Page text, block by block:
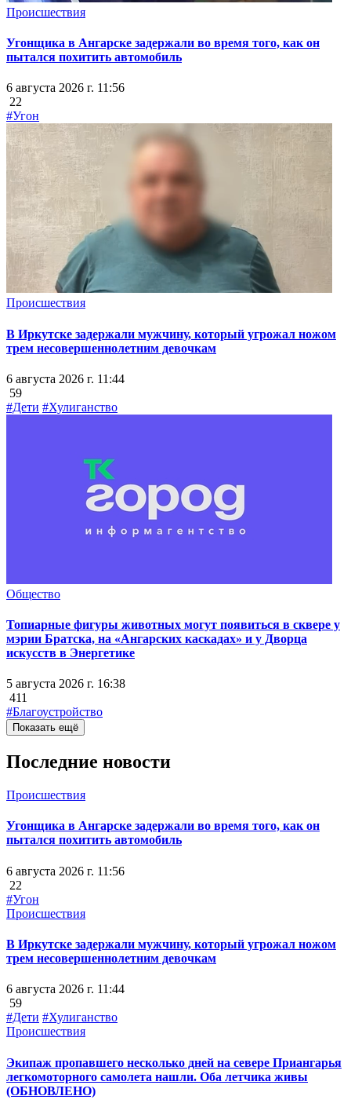
Происшествия
Угонщика в Ангарске задержали во время того, как он
пытался похитить автомобиль
6 августа 2026 г. 11:56
22
#Угон
Происшествия
В Иркутске задержали мужчину, который угрожал ножом
трем несовершеннолетним девочкам
6 августа 2026 г. 11:44
59
#Дети #Хулиганство
Общество
Топиарные фигуры животных могут появиться в сквере у
мэрии Братска, на «Ангарских каскадах» и у Дворца
искусств в Энергетике
5 августа 2026 г. 16:38
411
#Благоустройство
Показать ещё
Последние новости
Происшествия
Угонщика в Ангарске задержали во время того, как он
пытался похитить автомобиль
6 августа 2026 г. 11:56
22
#Угон
Происшествия
В Иркутске задержали мужчину, который угрожал ножом
трем несовершеннолетним девочкам
6 августа 2026 г. 11:44
59
#Дети #Хулиганство
Происшествия
Экипаж пропавшего несколько дней на севере Приангарья
легкомоторного самолета нашли. Оба летчика живы
(ОБНОВЛЕНО)